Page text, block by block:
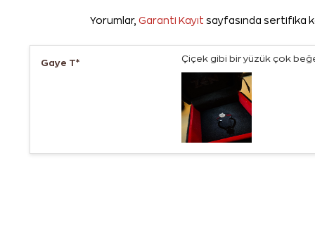
Yorumlar, Garanti Kayıt sayfasında sertifika
Gaye T* Çiçek gibi bir yüzük çok